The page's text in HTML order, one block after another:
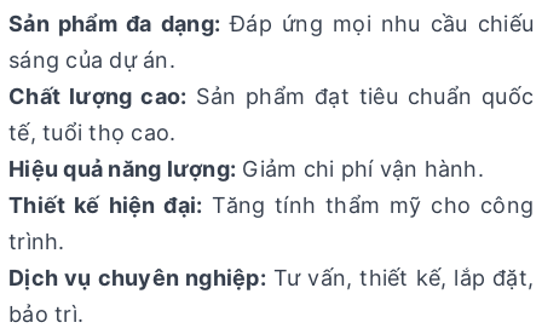
Sản phẩm đa dạng: Đáp ứng mọi nhu cầu chiếu
sáng của dự án.
Chất lượng cao: Sản phẩm đạt tiêu chuẩn quốc
tế, tuổi thọ cao.
Hiệu quả năng lượng: Giảm chi phí vận hành.
Thiết kế hiện đại: Tăng tính thẩm mỹ cho công
trình.
Dịch vụ chuyên nghiệp: Tư vấn, thiết kế, lắp đặt,
bảo trì.